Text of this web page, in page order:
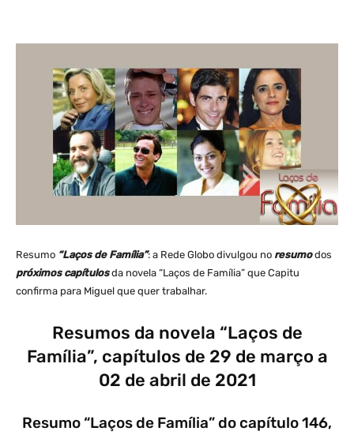
Resumo “Laços de Família”: a Rede Globo divulgou no resumodos
próximos capítulosda novela “Laços de Família” que Capitu
confirma para Miguel que quer trabalhar.
Resumos da novela “Laços de
Família”, capítulos de 29 de março a
02 de abril de 2021
Resumo “Laços de Família” do capítulo 146,